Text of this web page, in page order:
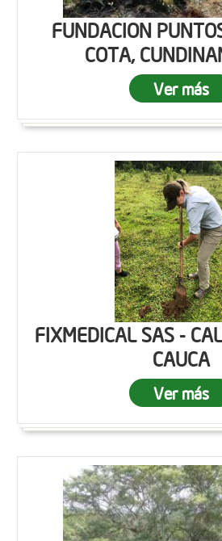
FUNDACION
COTA,
Ver más
FIXMEDICAL SAS -
CAUCA
Ver más